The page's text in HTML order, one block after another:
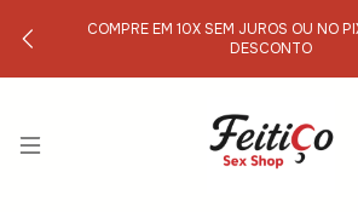
COMPRE EM 10X SEM JUROS OU NO
DESCONTO